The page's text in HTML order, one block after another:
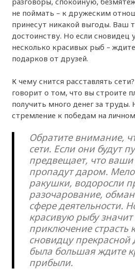
не поймать – к дружеским
принесут никакой выгоды. Ваш
достоинству. Но если сновидец
несколько красивых рыб –
подарков от друзей.
К чему снится расставлять
говорит о том, что вы строите
получить много денег за
стремление к победам на
Обратите внимание,
сети. Если они будут
предвещает, что ваши
пропадут даром.
ракушки, водоросли
разочарование,
сфере деятельности.
красивую рыбу
приключение страсть
сновидцу
была большая ждите
прибыли.